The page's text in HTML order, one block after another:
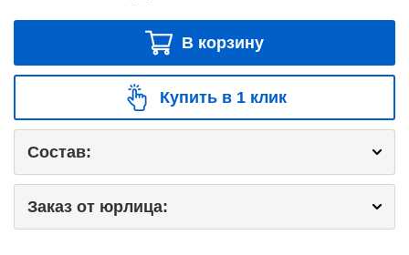
В корзину
Купить в 1 клик
Состав:
Заказ от юрлица: